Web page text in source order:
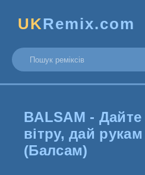
UKRemix.com
BALSAM - Дайте
вітру, дай
(Балсам)